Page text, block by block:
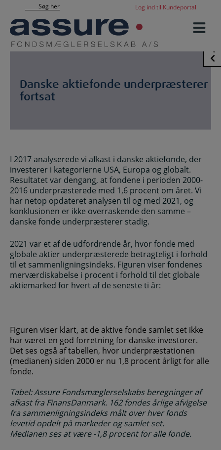
indholdet
Søg her Log ind til Kundeportal
Danske aktiefonde underpræsterer
fortsat
I 2017 analyserede vi afkast i danske aktiefonde, der
investerer i kategorierne USA, Europa og globalt.
Resultatet var dengang, at fondene i perioden 2000-
2016 underpræsterede med 1,6 procent om året. Vi
har netop opdateret analysen til og med 2021, og
konklusionen er ikke overraskende den samme –
danske fonde underpræsterer stadig.
2021 var et af de udfordrende år, hvor fonde med
globale aktier underpræsterede betragteligt i forhold
til et sammenligningsindeks. Figuren viser fondenes
merværdiskabelse i procent i forhold til det globale
aktiemarked for hvert af de seneste ti år:
Figuren viser klart, at de aktive fonde samlet set ikke
har været en god forretning for danske investorer.
Det ses også af tabellen, hvor underpræstationen
(medianen) siden 2000 er nu 1,8 procent årligt for alle
fonde.
Tabel: Assure Fondsmæglerselskabs beregninger af
afkast fra FinansDanmark. 162 fondes årlige afvigelse
fra sammenligningsindeks målt over hver fonds
levetid opdelt på markeder og samlet set.
Medianen ses at være -1,8 procent for alle fonde.